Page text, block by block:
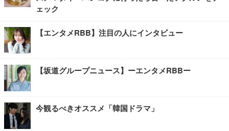
ェック
【エンタメRBB】注目の人にインタビュー
【坂道グループニュース】ーエンタメRBBー
今観るべきオススメ「韓国ドラマ」